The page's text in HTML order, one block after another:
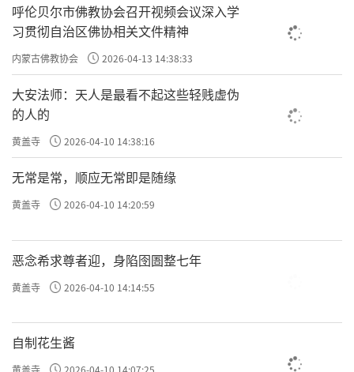
呼伦贝尔市佛教协会召开视频会议深入学
习贯彻自治区佛协相关文件精神
内蒙古佛教协会 2026-04-13 14:38:33
大安法师：天人是最看不起这些轻贱虚伪
的人的
黄盖寺 2026-04-10 14:38:16
无常是常，顺应无常即是随缘
黄盖寺 2026-04-10 14:20:59
恶念希求尊者迎，身陷囹圄整七年
黄盖寺 2026-04-10 14:14:55
自制花生酱